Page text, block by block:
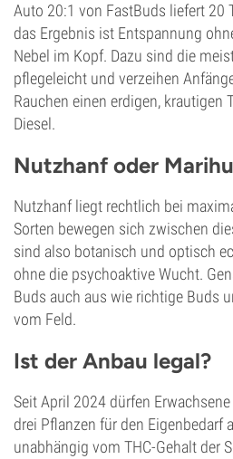
Auto 20:1 von FastBuds liefert 20
das Ergebnis ist Entspannung
Nebel im Kopf. Dazu sind die
pflegeleicht und verzeihen
Rauchen einen erdigen, krautigen
Diesel.
Nutzhanf oder
Nutzhanf liegt rechtlich bei
Sorten bewegen sich zwischen
sind also botanisch und optisch
ohne die psychoaktive Wucht.
Buds auch aus wie richtige Buds
vom Feld.
Ist der Anbau legal?
Seit April 2024 dürfen
drei Pflanzen für den Eigenbedarf
unabhängig vom THC-Gehalt der